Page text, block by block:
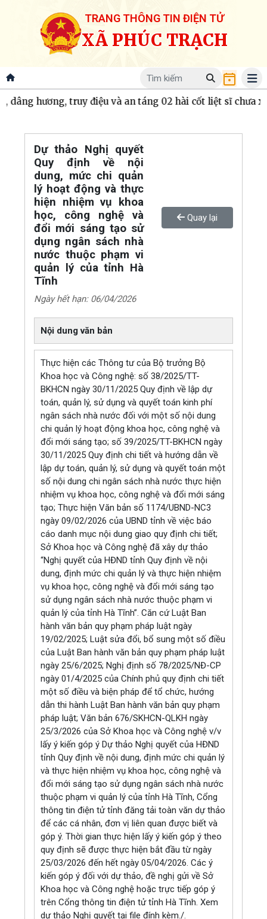
TRANG THÔNG TIN ĐIỆN TỬ
XÃ PHÚC TRẠCH
hương, truy điệu và an táng 02 hài cốt liệt sĩ chưa
Dự thảo Nghị quyết
Quy định về nội
dung, mức chi quản
lý hoạt động và thực
hiện nhiệm vụ khoa
học, công nghệ và
đổi mới sáng tạo sử
dụng ngân sách nhà
nước thuộc phạm vi
quản lý của tỉnh Hà
Tĩnh
Quay lại
Ngày hết hạn: 06/04/2026
Nội dung văn bản
Thực hiện các Thông tư của Bộ trưởng Bộ
Khoa học và Công nghệ: số 38/2025/TT-
BKHCN ngày 30/11/2025 Quy định về lập dự
toán, quản lý, sử dụng và quyết toán kinh phí
ngân sách nhà nước đối với một số nội dung
chi quản lý hoạt động khoa học, công nghệ và
đổi mới sáng tạo; số 39/2025/TT-BKHCN ngày
30/11/2025 Quy định chi tiết và hướng dẫn về
lập dự toán, quản lý, sử dụng và quyết toán một
số nội dung chi ngân sách nhà nước thực hiện
nhiệm vụ khoa học, công nghệ và đổi mới sáng
tạo; Thực hiện Văn bản số 1174/UBND-NC3
ngày 09/02/2026 của UBND tỉnh về việc báo
cáo danh mục nội dung giao quy định chi tiết;
Sở Khoa học và Công nghệ đã xây dự thảo
“Nghị quyết của HĐND tỉnh Quy định về nội
dung, định mức chi quản lý và thực hiện nhiệm
vụ khoa học, công nghệ và đổi mới sáng tạo
sử dụng ngân sách nhà nước thuộc phạm vi
quản lý của tỉnh Hà Tĩnh”. Căn cứ Luật Ban
hành văn bản quy phạm pháp luật ngày
19/02/2025; Luật sửa đổi, bổ sung một số điều
của Luật Ban hành văn bản quy phạm pháp luật
ngày 25/6/2025; Nghị định số 78/2025/NĐ-CP
ngày 01/4/2025 của Chính phủ quy định chi tiết
một số điều và biện pháp để tổ chức, hướng
dẫn thi hành Luật Ban hành văn bản quy phạm
pháp luật; Văn bản 676/SKHCN-QLKH ngày
25/3/2026 của Sở Khoa học và Công nghệ v/v
lấy ý kiến góp ý Dự thảo Nghị quyết của HĐND
tỉnh Quy định về nội dung, định mức chi quản lý
và thực hiện nhiệm vụ khoa học, công nghệ và
đổi mới sáng tạo sử dụng ngân sách nhà nước
thuộc phạm vi quản lý của tỉnh Hà Tĩnh, Cổng
thông tin điện tử tỉnh đăng tải toàn văn dự thảo
để các cá nhân, đơn vị liên quan được biết và
góp ý. Thời gian thực hiện lấy ý kiến góp ý theo
quy định sẽ được thực hiện bắt đầu từ ngày
25/03/2026 đến hết ngày 05/04/2026. Các ý
kiến góp ý đối với dự thảo, đề nghị gửi về Sở
Khoa học và Công nghệ hoặc trực tiếp góp ý
trên Cổng thông tin điện tử tỉnh Hà Tĩnh. Xem
dự thảo Nghị quyết tại file đính kèm./.